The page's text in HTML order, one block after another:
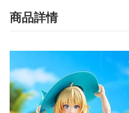
商品詳情